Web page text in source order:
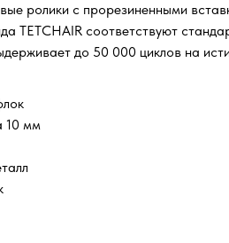
ролики с прорезиненными
TETCHAIR соответствуют
до 50 000 циклов на
10 мм